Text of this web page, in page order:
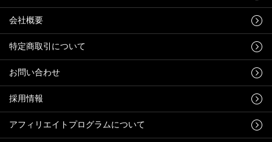
会社概要
特定商取引について
お問い合わせ
採用情報
アフィリエイトプログラムについて